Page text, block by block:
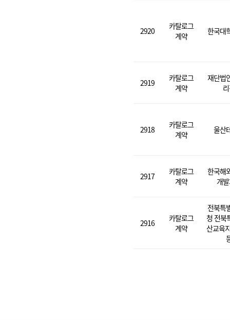
2920
카탈로그
계약
한국대
2919
카탈로그
계약
재단법
2918
카탈로그
계약
울산
2917
카탈로그
계약
한국해
개
2916
카탈로그
계약
전북특
청 전북
산교육